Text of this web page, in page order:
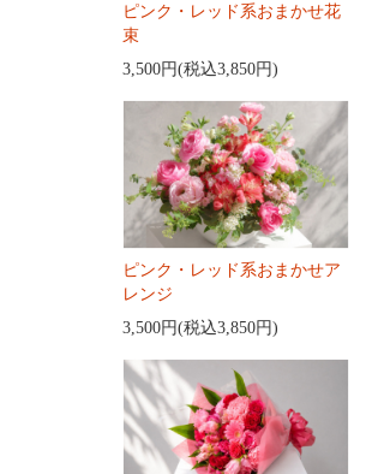
ピンク・レッド系おまかせ花
束
3,500円(税込3,850円)
ピンク・レッド系おまかせア
レンジ
3,500円(税込3,850円)